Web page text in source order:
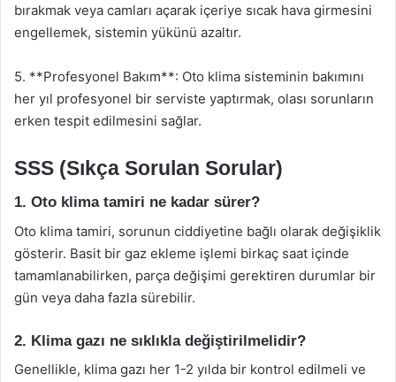
bırakmak veya camları açarak içeriye sıcak hava girmesini
engellemek, sistemin yükünü azaltır.
5. **Profesyonel Bakım**: Oto klima sisteminin bakımını
her yıl profesyonel bir serviste yaptırmak, olası sorunların
erken tespit edilmesini sağlar.
SSS (Sıkça Sorulan Sorular)
1. Oto klima tamiri ne kadar sürer?
Oto klima tamiri, sorunun ciddiyetine bağlı olarak değişiklik
gösterir. Basit bir gaz ekleme işlemi birkaç saat içinde
tamamlanabilirken, parça değişimi gerektiren durumlar bir
gün veya daha fazla sürebilir.
2. Klima gazı ne sıklıkla değiştirilmelidir?
Genellikle, klima gazı her 1-2 yılda bir kontrol edilmeli ve